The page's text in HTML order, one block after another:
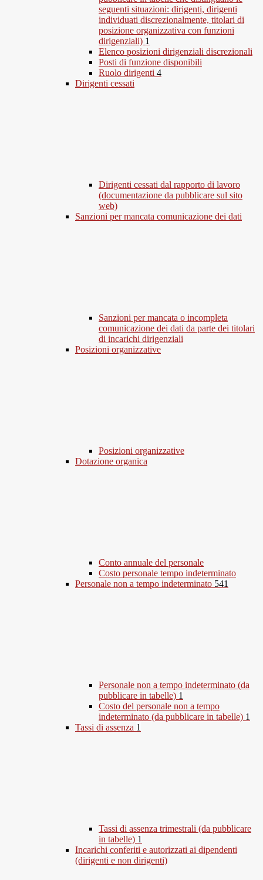
seguenti situazioni: dirigenti, dirigenti
individuati discrezionalmente, titolari di
posizione organizzativa con funzioni
dirigenziali) 1
Elenco posizioni dirigenziali discrezionali
Posti di funzione disponibili
Ruolo dirigenti 4
Dirigenti cessati
Dirigenti cessati dal rapporto di lavoro
(documentazione da pubblicare sul sito
web)
Sanzioni per mancata comunicazione dei dati
Sanzioni per mancata o incompleta
comunicazione dei dati da parte dei titolari
di incarichi dirigenziali
Posizioni organizzative
Posizioni organizzative
Dotazione organica
Conto annuale del personale
Costo personale tempo indeterminato
Personale non a tempo indeterminato 541
Personale non a tempo indeterminato (da
pubblicare in tabelle) 1
Costo del personale non a tempo
indeterminato (da pubblicare in tabelle) 1
Tassi di assenza 1
Tassi di assenza trimestrali (da pubblicare
in tabelle) 1
Incarichi conferiti e autorizzati ai dipendenti
(dirigenti e non dirigenti)